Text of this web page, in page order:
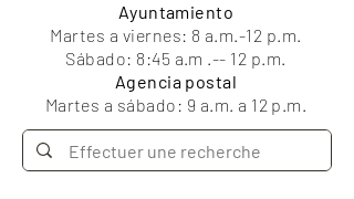
Ayuntamiento
Martes a viernes: 8 a.m.-12 p.m.
Sábado: 8:45 a.m .-- 12 p.m.
Agencia postal
Martes a sábado: 9 a.m. a 12 p.m.